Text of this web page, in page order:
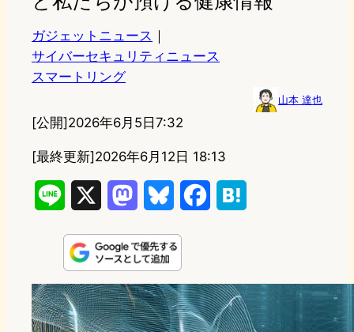
ガジェットニュース ｜
サイバーセキュリティニュース
スマートリング
山本 達也
[公開]2026年6月5日7:32
[最終更新]2026年6月12日 18:13
n
e
s
t
o
u
e
s
e
b
e
n